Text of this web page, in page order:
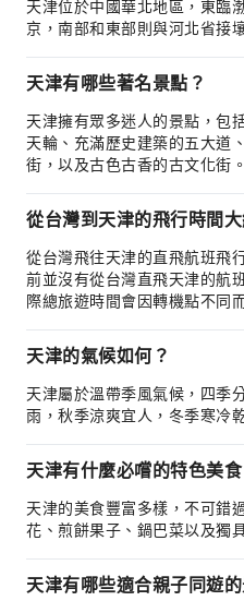
天津位於中國華北地區，東臨
京，南部和東部則與河北省接
天津有哪些著名景點？
天津擁有眾多迷人的景點，包
天輪、充滿歷史建築的五大道
街，以及古色古香的古文化街。
從台灣到天津的飛行時間大
從台灣飛往天津的直飛航班飛
前並沒有從台灣直飛天津的航
際總旅遊時間會因轉機點不同
天津的氣候如何？
天津屬於溫帶季風氣候，四季
雨，秋季涼爽宜人，冬季寒冷
天津有什麼必嚐的特色美食
天津的美食豐富多樣，不可錯
花、煎餅果子、鍋巴菜以及獨
天津有哪些適合親子同遊的